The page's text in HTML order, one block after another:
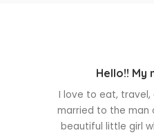
Hello!! My
I love to eat, travel,
married to the man
beautiful little girl